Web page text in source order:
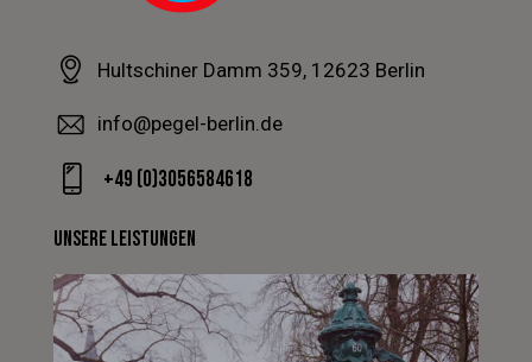
Hultschiner Damm 359, 12623 Berlin
info@pegel-berlin.de
+49 (0)3056584618
UNSERE LEISTUNGEN